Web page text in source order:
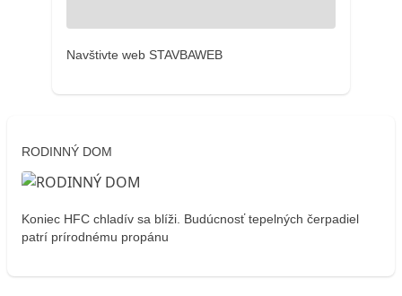
Navštivte web STAVBAWEB
RODINNÝ DOM
Koniec HFC chladív sa blíži. Budúcnosť tepelných čerpadiel
patrí prírodnému propánu